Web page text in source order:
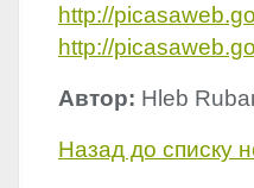
http://
http://
Автор: Hleb
Назад до списку